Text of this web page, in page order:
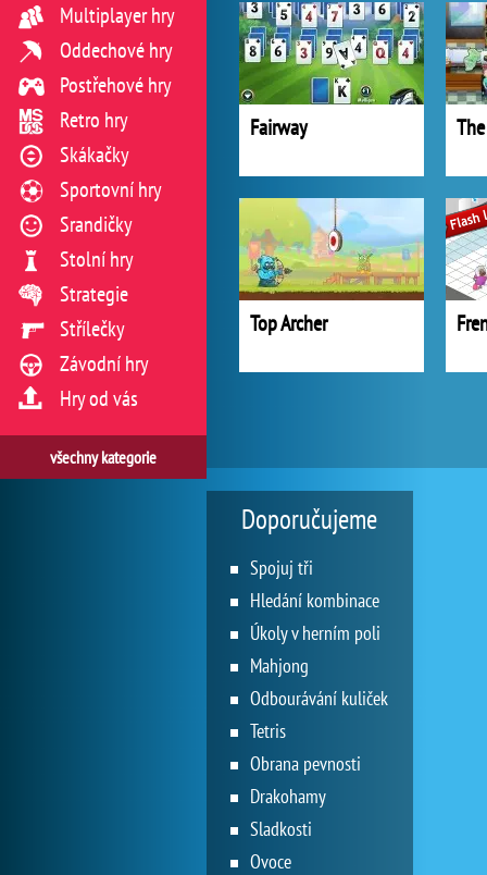
Fairway
Top Archer
Multiplayer hry
Oddechové hry
Postřehové hry
Retro hry
Skákačky
Sportovní hry
Srandičky
Stolní hry
Strategie
Střílečky
Závodní hry
Hry od vás
všechny kategorie
Doporučujeme
Spojuj tři
Hledání kombinace
Úkoly v herním poli
Mahjong
Odbourávání kuliček
Tetris
Obrana pevnosti
Drakohamy
Sladkosti
Ovoce